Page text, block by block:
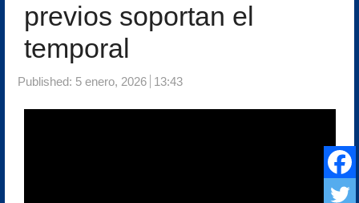
previos soportan el
temporal
Published: 5 enero, 2026 13:43